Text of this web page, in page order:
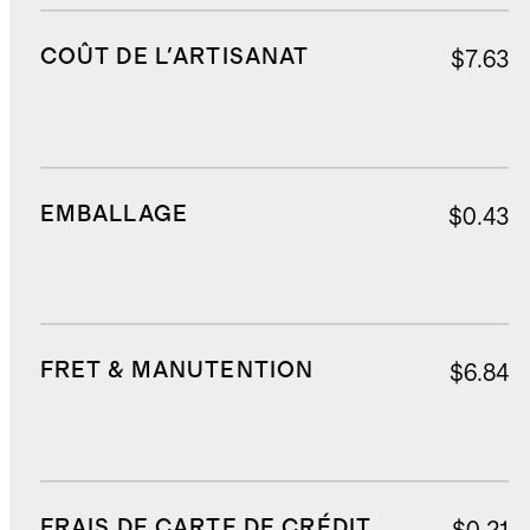
COÛT DE L'ARTISANAT $7.63
EMBALLAGE $0.43
FRET & MANUTENTION $6.84